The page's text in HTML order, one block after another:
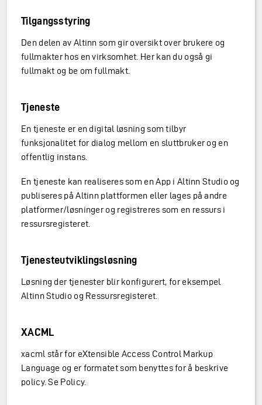
Tilgangsstyring
Den delen av Altinn som gir oversikt over brukere og
fullmakter hos en virksomhet. Her kan du også gi
fullmakt og be om fullmakt.
Tjeneste
En tjeneste er en digital løsning som tilbyr
funksjonalitet for dialog mellom en sluttbruker og en
offentlig instans.
En tjeneste kan realiseres som en App i Altinn Studio og
publiseres på Altinn plattformen eller lages på andre
platformer/løsninger og registreres som en ressurs i
ressursregisteret.
Tjenesteutviklingsløsning
Løsning der tjenester blir konfigurert, for eksempel
Altinn Studio og Ressursregisteret.
XACML
xacml står for eXtensible Access Control Markup
Language og er formatet som benyttes for å beskrive
policy. Se Policy.